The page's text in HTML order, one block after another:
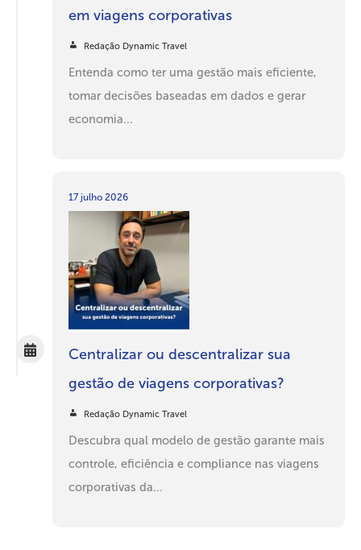
em viagens corporativas
Redação Dynamic Travel
Entenda como ter uma gestão mais eficiente,
tomar decisões baseadas em dados e gerar
economia...
17 julho 2026
Centralizar ou descentralizar sua
gestão de viagens corporativas?
Redação Dynamic Travel
Descubra qual modelo de gestão garante mais
controle, eficiência e compliance nas viagens
corporativas da...